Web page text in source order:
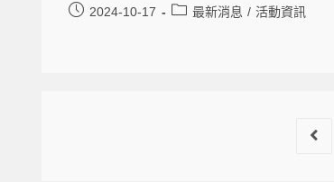
2024-10-17 最新消息 / 活動資訊